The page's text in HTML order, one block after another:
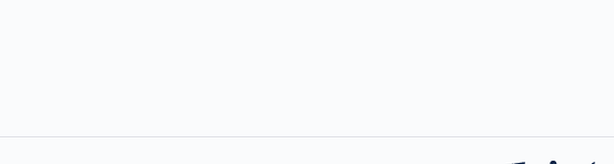
Residência Multiprofissional